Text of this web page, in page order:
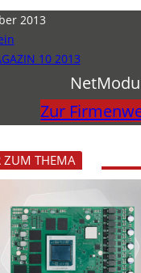
2013
10 2013
Zur
ZUM THEMA